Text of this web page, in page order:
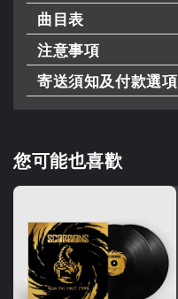
曲目表
注意事項
寄送須知及付款選項
您可能也喜歡